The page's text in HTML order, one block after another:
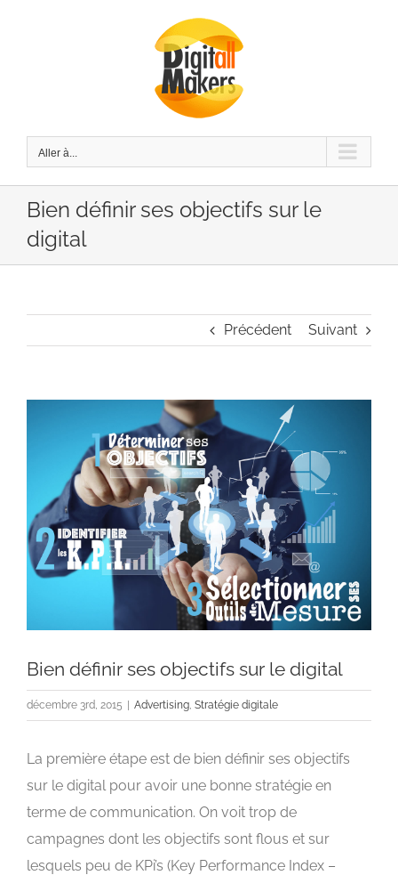
Aller à...
Bien définir ses objectifs sur le
digital
Précédent Suivant
agrandie
Bien définir ses objectifs sur le digital
décembre 3rd, 2015 Advertising, Stratégie digitale
La première étape est de bien définir ses objectifs
sur le digital pour avoir une bonne stratégie en
terme de communication. On voit trop de
campagnes dont les objectifs sont flous et sur
lesquels peu de KPi’s (Key Performance Index –